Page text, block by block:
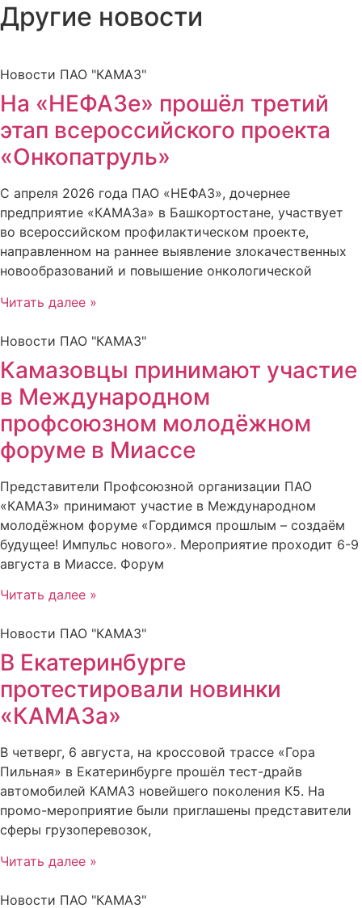
Другие новости
Новости ПАО "КАМАЗ"
На «НЕФАЗе» прошёл третий
этап всероссийского проекта
«Онкопатруль»
С апреля 2026 года ПАО «НЕФАЗ», дочернее
предприятие «КАМАЗа» в Башкортостане, участвует
во всероссийском профилактическом проекте,
направленном на раннее выявление злокачественных
новообразований и повышение онкологической
Читать далее »
Новости ПАО "КАМАЗ"
Камазовцы принимают участие
в Международном
профсоюзном молодёжном
форуме в Миассе
Представители Профсоюзной организации ПАО
«КАМАЗ» принимают участие в Международном
молодёжном форуме «Гордимся прошлым – создаём
будущее! Импульс нового». Мероприятие проходит 6-9
августа в Миассе. Форум
Читать далее »
Новости ПАО "КАМАЗ"
В Екатеринбурге
протестировали новинки
«КАМАЗа»
В четверг, 6 августа, на кроссовой трассе «Гора
Пильная» в Екатеринбурге прошёл тест-драйв
автомобилей КАМАЗ новейшего поколения К5. На
промо-мероприятие были приглашены представители
сферы грузоперевозок,
Читать далее »
Новости ПАО "КАМАЗ"